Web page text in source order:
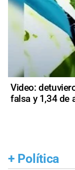
Video:
falsa y 1,34 de
+ Política